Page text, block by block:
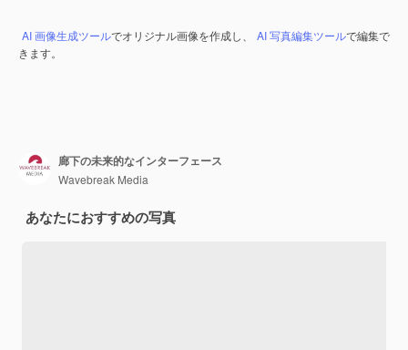
AI 画像生成ツールでオリジナル画像を作成し、 AI 写真編集ツールで編集で
きます。
廊下の未来的なインターフェース
Wavebreak Media
あなたにおすすめの写真